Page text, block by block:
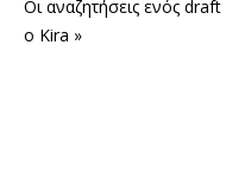
Οι αναζητήσεις ενός draft
ο Kira »